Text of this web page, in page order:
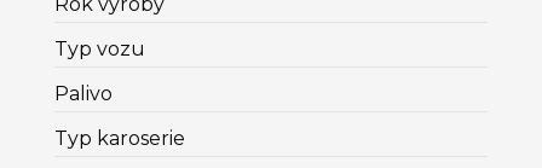
Typ vozu
Palivo
Typ karoserie